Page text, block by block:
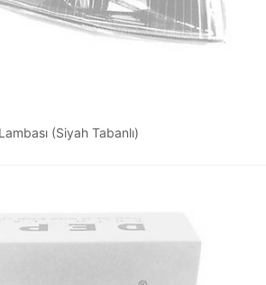
(Siyah Tabanlı)